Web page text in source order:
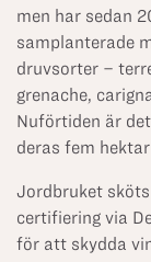
men har sedan
samplanterade
druvsorter –
grenache,
Nuförtiden är
deras fem
Jordbruket
certifiering via
för att skydda